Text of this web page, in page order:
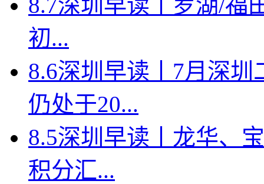
初...
8.6深圳早读丨7月深
仍处于20...
8.5深圳早读丨龙华、
积分汇...